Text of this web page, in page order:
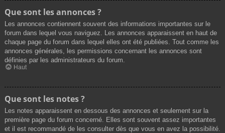
Que sont les annonces ?
Les annonces contiennent souvent des informations importantes sur le
forum dans lequel vous naviguez. Les annonces apparaissent en haut de
chaque page du forum dans lequel elles ont été publiées. Tout comme les
annonces générales, les permissions concernant les annonces sont
définies par les administrateurs du forum.
Haut
Que sont les notes ?
Les notes apparaissent en dessous des annonces et seulement sur la
première page du forum concerné. Elles sont souvent assez importantes
et il est recommandé de les consulter dès que vous en avez la possibilité.